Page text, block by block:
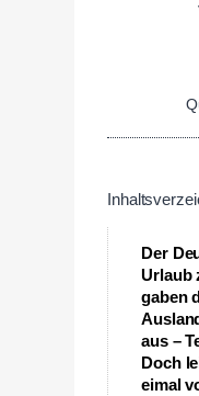
Der
Urlaub
gaben
aus –
Doch
eimal